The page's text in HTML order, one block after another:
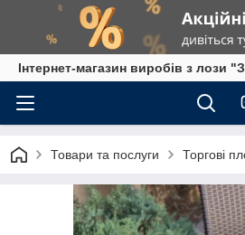
Інтернет-магазин виробів з лози
Товари та послуги Торгові